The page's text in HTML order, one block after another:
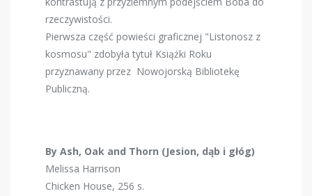
rzeczywistości.
Pierwsza część powieści graficznej "Listonosz z
kosmosu" zdobyła tytuł Książki Roku
przyznawany przez Nowojorską Bibliotekę
Publiczną.
By Ash, Oak and Thorn (Jesion, dąb i głóg)
Melissa Harrison
Chicken House, 256 s.